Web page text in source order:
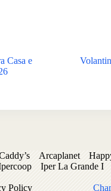
Casa e
Arcaplanet
Iper La Grande I
Policy